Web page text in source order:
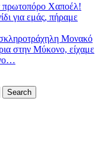
πρωτοπόρο Χαποέλ!
για εμάς, πήραμε
Μονακό
στην Μύκονο, είχαμε